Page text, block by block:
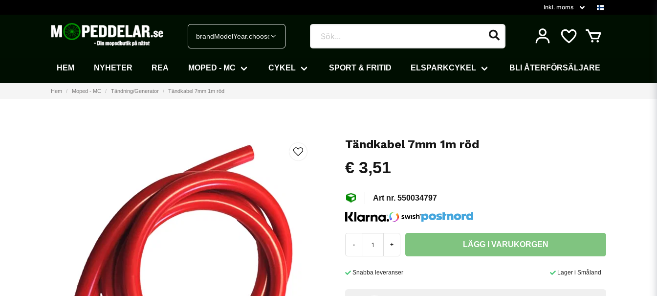
brandModelYear.chooseVehicle
HEM NYHETER REA MOPED - MC CYKEL SPORT & FRITID ELSPARKCYKEL BLI ÅTERFÖRSÄLJARE
Hem Moped - MC Tändning/Generator Tändkabel 7mm 1m röd
Tändkabel 7mm 1m röd
€ 3,51
550034797
- + LÄGG I VARUKORGEN
Snabba leveranser Lager i Småland